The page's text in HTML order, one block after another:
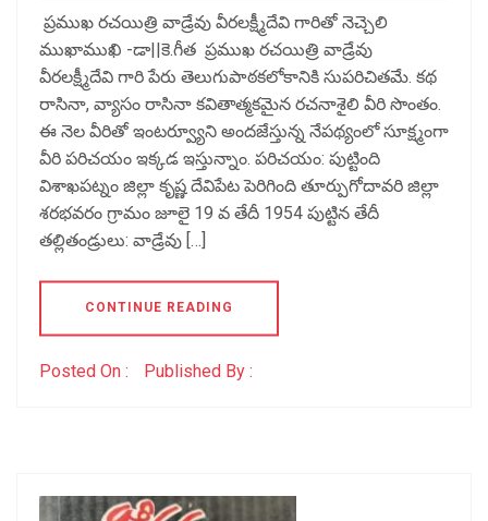
ప్రముఖ రచయిత్రి వాడ్రేవు వీరలక్ష్మీదేవి గారితో నెచ్చెలి
ముఖాముఖి -డా||కె.గీత ప్రముఖ రచయిత్రి వాడ్రేవు
వీరలక్ష్మీదేవి గారి పేరు తెలుగుపాఠకలోకానికి సుపరిచితమే. కథ
రాసినా, వ్యాసం రాసినా కవితాత్మకమైన రచనాశైలి వీరి సొంతం.
ఈ నెల వీరితో ఇంటర్వ్యూని అందజేస్తున్న నేపథ్యంలో సూక్ష్మంగా
వీరి పరిచయం ఇక్కడ ఇస్తున్నాం. పరిచయం: పుట్టింది
విశాఖపట్నం జిల్లా కృష్ణ దేవిపేట పెరిగింది తూర్పుగోదావరి జిల్లా
శరభవరం గ్రామం జూలై 19 వ తేదీ 1954 పుట్టిన తేదీ
తల్లితండ్రులు: వాడ్రేవు […]
CONTINUE READING
Posted On : Published By :